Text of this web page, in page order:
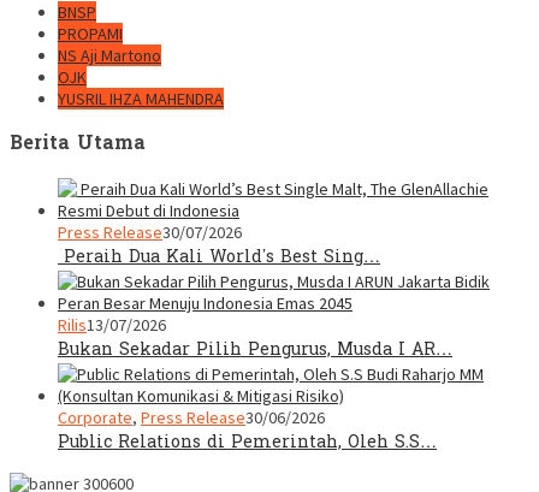
BNSP
PROPAMI
NS Aji Martono
OJK
YUSRIL IHZA MAHENDRA
Berita Utama
Press Release30/07/2026
Peraih Dua Kali World’s Best Sing…
Rilis13/07/2026
Bukan Sekadar Pilih Pengurus, Musda I AR…
Corporate, Press Release30/06/2026
Public Relations di Pemerintah, Oleh S.S…